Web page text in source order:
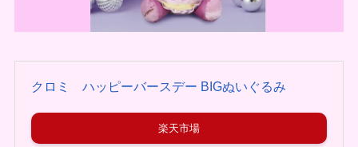
クロミ ハッピーバースデー BIGぬいぐるみ
楽天市場